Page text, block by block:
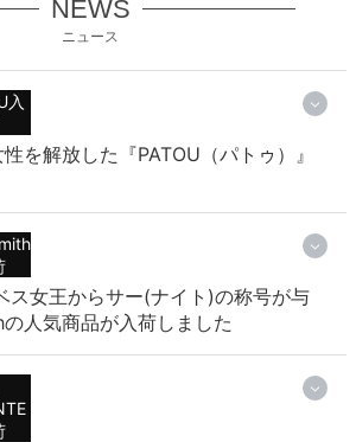
NEWS
ニュース
入
を解放した『PATOU（パトゥ）』
ス女王からサー(ナイト)の称号が与
人気商品が入荷しました